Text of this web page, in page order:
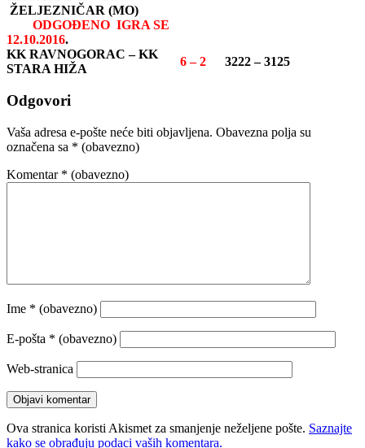
ŽELJEZNIČAR (MO)
ODGOĐENO IGRA SE
12.10.2016.
KK RAVNOGORAC – KK
STARA HIŽA
6 – 2 3222 – 3125
Odgovori
Vaša adresa e-pošte neće biti objavljena. Obavezna polja su
označena sa * (obavezno)
Komentar * (obavezno)
Ime * (obavezno)
E-pošta * (obavezno)
Web-stranica
Ova stranica koristi Akismet za smanjenje neželjene pošte. Saznajte
kako se obrađuju podaci vaših komentara.